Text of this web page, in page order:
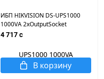
ИБП HIKVISION DS-UPS1000
1000VA 2xOutputSocket
4 717 c
В корзину